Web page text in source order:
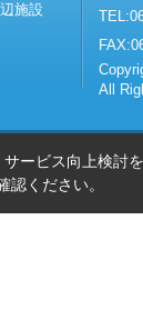
施設
All
ービス向上検討
認ください。